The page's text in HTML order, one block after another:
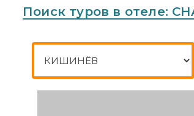
Поиск туров в отеле: